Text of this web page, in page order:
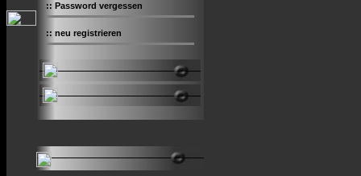
:: Password vergessen
:: neu registrieren